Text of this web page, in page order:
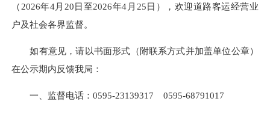
（2026年4月20日至2026年4月25日），欢迎道路客运经营业
户及社会各界监督。
如有意见，请以书面形式（附联系方式并加盖单位公章）
在公示期内反馈我局：
一、监督电话： 0595-23139317 0595-68791017